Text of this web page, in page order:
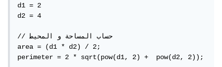
d1 = 2
d2 = 4
// حساب المساحة و المحيط
area = (d1 * d2) / 2;
perimeter = 2 * sqrt(pow(d1, 2) +  pow(d2, 2));